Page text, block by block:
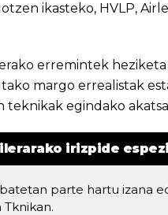
ikasteko, HVLP,
erremintek
margo errealistak
egindako
irizpide
parte hartu izana